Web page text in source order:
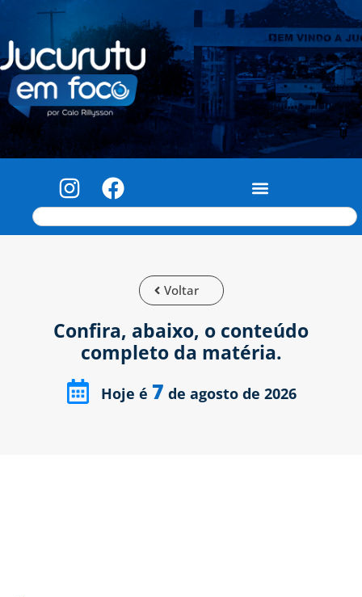
Voltar
Confira, abaixo, o conteúdo
completo da matéria.
Hoje é 7 de agosto de 2026